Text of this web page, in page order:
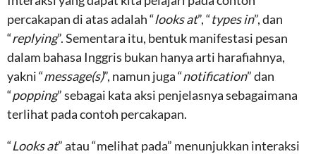
percakapan di atas adalah “looks at”, “types in”, dan
“replying”. Sementara itu, bentuk manifestasi pesan
dalam bahasa Inggris bukan hanya arti harafiahnya,
yakni “message(s)”, namun juga “notification” dan
“popping” sebagai kata aksi penjelasnya sebagaimana
terlihat pada contoh percakapan.
“Looks at” atau “melihat pada” menunjukkan interaksi